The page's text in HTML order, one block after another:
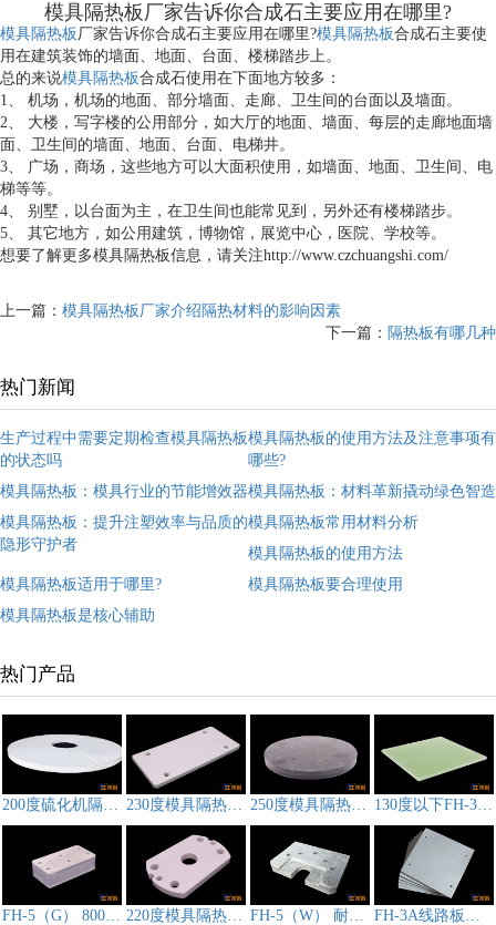
模具隔热板厂家告诉你合成石主要应用在哪里?
模具隔热板 厂家告诉你合成石主要应用在哪里?模具隔热板合成石主要使
用在建筑装饰的墙面、地面、台面、楼梯踏步上。
总的来说模具隔热板合成石使用在下面地方较多：
1、 机场，机场的地面、部分墙面、走廊、卫生间的台面以及墙面。
2、 大楼，写字楼的公用部分，如大厅的地面、墙面、每层的走廊地面墙
面、卫生间的墙面、地面、台面、电梯井。
3、 广场，商场，这些地方可以大面积使用，如墙面、地面、卫生间、电
梯等等。
4、 别墅，以台面为主，在卫生间也能常见到，另外还有楼梯踏步。
5、 其它地方，如公用建筑，博物馆，展览中心，医院、学校等。
想要了解更多模具隔热板信息，请关注http://www.czchuangshi.com/
上一篇： 模具隔热板厂家介绍隔热材料的影响因素
下一篇： 隔热板有哪几种
热门新闻
生产过程中需要定期检查模具隔热板
的状态吗
模具隔热板的使用方法及注意事项有
哪些?
模具隔热板：模具行业的节能增效器模具隔热板：材料革新撬动绿色智造
模具隔热板：提升注塑效率与品质的
隐形守护者
模具隔热板常用材料分析
模具隔热板的使用方法
模具隔热板适用于哪里?
模具隔热板要合理使用
模具隔热板是核心辅助
热门产品